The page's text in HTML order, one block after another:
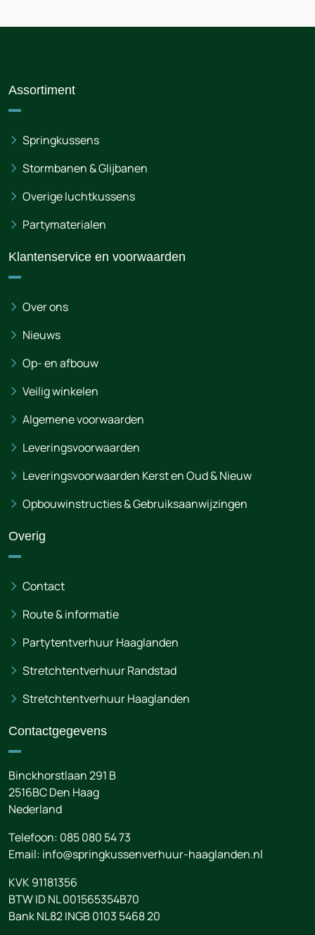
Assortiment
Springkussens
Stormbanen & Glijbanen
Overige luchtkussens
Partymaterialen
Klantenservice en voorwaarden
Over ons
Nieuws
Op- en afbouw
Veilig winkelen
Algemene voorwaarden
Leveringsvoorwaarden
Leveringsvoorwaarden Kerst en Oud & Nieuw
Opbouwinstructies & Gebruiksaanwijzingen
Overig
Contact
Route & informatie
Partytentverhuur Haaglanden
Stretchtentverhuur Randstad
Stretchtentverhuur Haaglanden
Contactgegevens
Binckhorstlaan 291 B
2516BCDen Haag
Nederland
Telefoon: 085 080 54 73
Email: info@springkussenverhuur-haaglanden.nl
KVK 91181356
BTW ID NL 001565354B70
Bank NL82 INGB 0103 5468 20